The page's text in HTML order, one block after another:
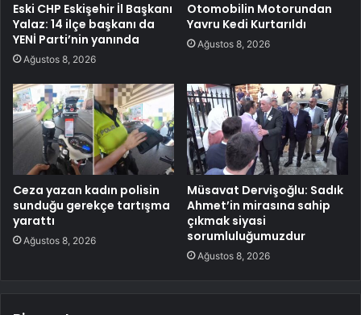
Eski CHP Eskişehir İl Başkanı
Yalaz: 14 ilçe başkanı da
YENİ Parti’nin yanında
Ağustos 8, 2026
Otomobilin Motorundan
Yavru Kedi Kurtarıldı
Ağustos 8, 2026
Ceza yazan kadın polisin
sunduğu gerekçe tartışma
yarattı
Ağustos 8, 2026
Müsavat Dervişoğlu: Sadık
Ahmet’in mirasına sahip
çıkmak siyasi
sorumluluğumuzdur
Ağustos 8, 2026